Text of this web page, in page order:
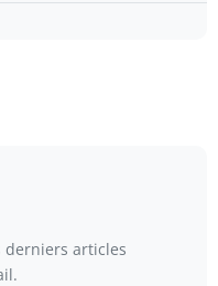
derniers articles